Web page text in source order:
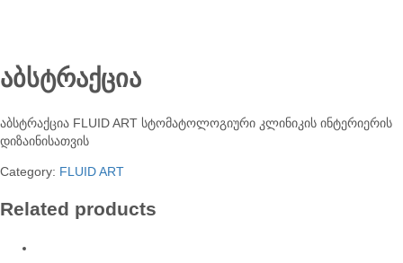
აბსტრაქცია
აბსტრაქცია FLUID ART სტომატოლოგიური კლინიკის ინტერიერის
დიზაინისათვის
Category: FLUID ART
Related products